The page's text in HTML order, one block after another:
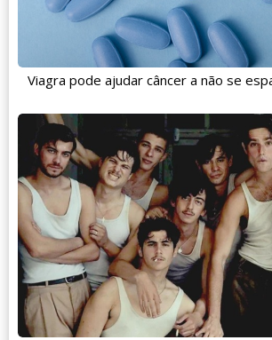
Viagra pode ajudar câncer a não se